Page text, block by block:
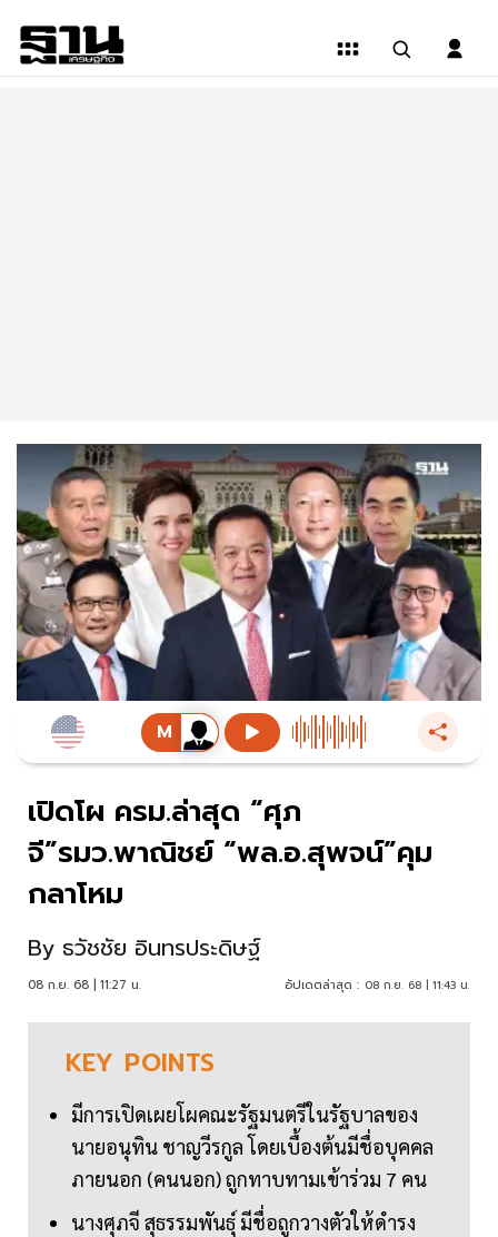
เปิดโผ ครม.ล่าสุด “ศุภ
จี”รมว.พาณิชย์ “พล.อ.สุพจน์”คุม
กลาโหม
By ธวัชชัย อินทรประดิษฐ์
08 ก.ย. 68 | 11:27 น. อัปเดตล่าสุด : 08 ก.ย. 68 | 11:43 น.
KEY POINTS
มีการเปิดเผยโผคณะรัฐมนตรีในรัฐบาลของ
นายอนุทิน ชาญวีรกูล โดยเบื้องต้นมีชื่อบุคคล
ภายนอก (คนนอก) ถูกทาบทามเข้าร่วม 7 คน
นางศุภจี สุธรรมพันธุ์ มีชื่อถูกวางตัวให้ดำรง